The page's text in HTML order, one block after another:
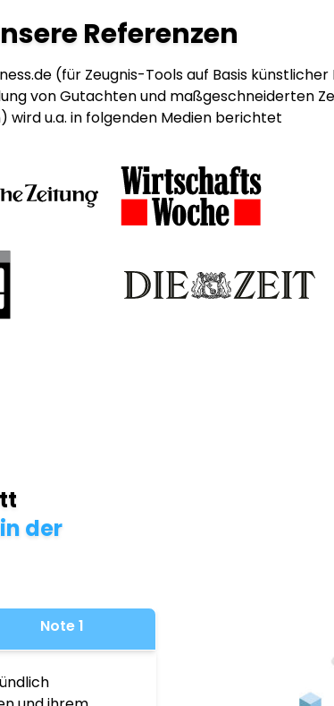
Referenzen
(für Zeugnis-Tools auf Basis
von Gutachten und maßgeschneiderten
wird u.a. in folgenden Medien berichtet
der
Note 1